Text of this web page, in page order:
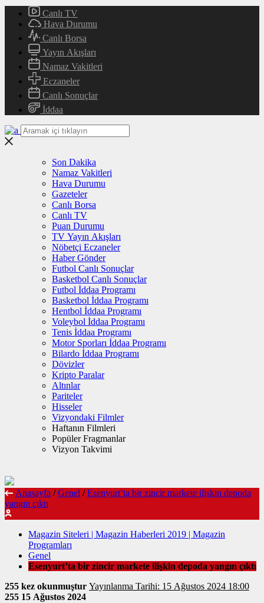
Canlı TV
Hava Durumu
Canlı Borsa
Yayın Akışları
Namaz Vakitleri
Eczaneler
Canlı Sonuçlar
İddaa
Son Dakika
Namaz Vakitleri
Hava Durumu
Gazeteler
Canlı Borsa
Canlı TV
Puan Durumu
TV Yayın Akışları
Nöbetçi Eczaneler
Haber Gönder
Futbol Canlı Sonuçlar
Basketbol Canlı Sonuçlar
Futbol İddaa Programı
Basketbol İddaa Programı
Hentbol İddaa Programı
Voleybol İddaa Programı
Tenis İddaa Programı
Motor Sporları İddaa Programı
Bilardo İddaa Programı
Dövizler
Kripto Paralar
Altınlar
Pariteler
Hisseler
Vizyondaki Filmler
Haftanın Filmleri
Popüler Fragmanlar
Vizyon Takvimi
Anasayfa / Genel / Esenyurt’ta bir zincir markete ilişkin depoda
yangın çıktı
Magazin Siteleri | Magazin Haberleri 2019 | Magazin
Programları
Genel
Esenyurt’ta bir zincir markete ilişkin depoda yangın çıktı
255 kez okunmuştur
Yayınlanma Tarihi: 15 Ağustos 2024 18:00
255 15 Ağustos 2024